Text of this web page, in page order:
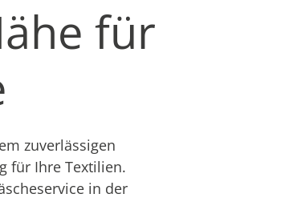
für
zuverlässigen
für Ihre Textilien.
in der